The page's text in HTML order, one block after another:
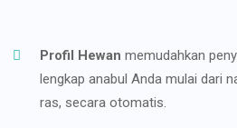
Profil Hewan memudahkan
lengkap anabul Anda mulai dari
ras, secara otomatis.